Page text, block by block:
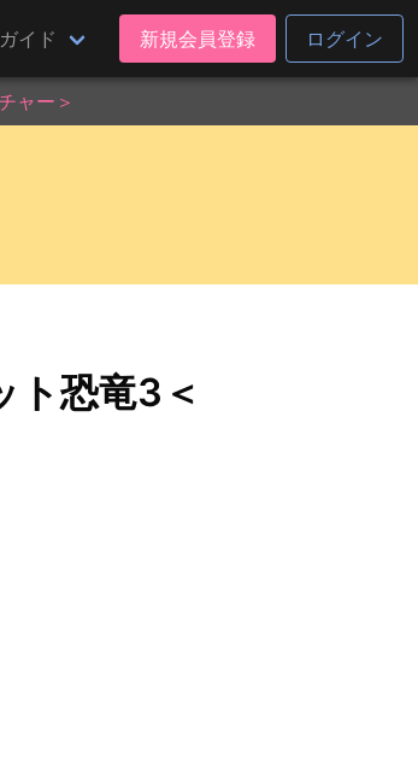
イド 新規会員登録 ログイン
ャー＞
ト恐竜3＜